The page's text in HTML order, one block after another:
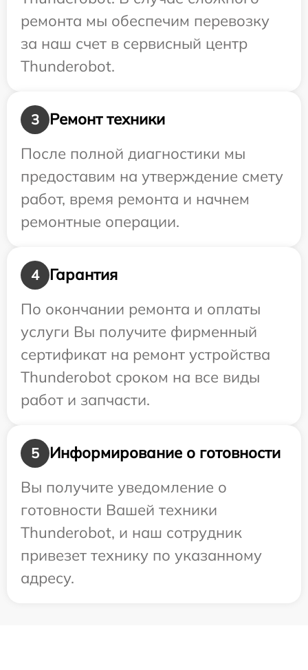
ремонта мы обеспечим перевозку
за наш счет в сервисный центр
Thunderobot.
3
Ремонт техники
После полной диагностики мы
предоставим на утверждение смету
работ, время ремонта и начнем
ремонтные операции.
4
Гарантия
По окончании ремонта и оплаты
услуги Вы получите фирменный
сертификат на ремонт устройства
Thunderobot сроком на все виды
работ и запчасти.
5
Информирование о готовности
Вы получите уведомление о
готовности Вашей техники
Thunderobot, и наш сотрудник
привезет технику по указанному
адресу.